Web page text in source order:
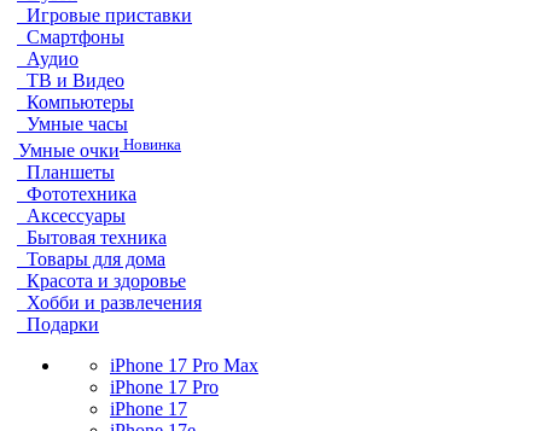
Игровые приставки
Смартфоны
Аудио
ТВ и Видео
Компьютеры
Умные часы
Умные очки Новинка
Планшеты
Фототехника
Аксессуары
Бытовая техника
Товары для дома
Красота и здоровье
Хобби и развлечения
Подарки
iPhone 17 Pro Max
iPhone 17 Pro
iPhone 17